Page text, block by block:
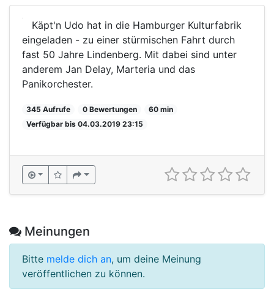
Käpt'n Udo hat in die Hamburger Kulturfabrik
eingeladen - zu einer stürmischen Fahrt durch
fast 50 Jahre Lindenberg. Mit dabei sind unter
anderem Jan Delay, Marteria und das
Panikorchester.
345 Aufrufe 0 Bewertungen
60 min
Verfügbar bis 04.03.2019 23:15
Meinungen
Bitte melde dich an, um deine Meinung
veröffentlichen zu können.